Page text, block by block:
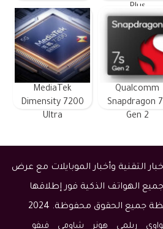
Plus
Qualcomm
Snapdragon
Gen 2
MediaTek
Dimensity 7200
Ultra
التقنية وأخبار الموبايلات مع عرض
الهواتف الذكية فور إطلاقها
جميع الحقوق محفوظة. 2024
ريلمي هونر شاومي فيفو